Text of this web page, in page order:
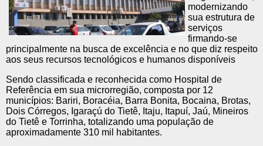
modernizando
sua estrutura de
serviços
firmando-se
principalmente na busca de excelência e no que diz respeito
aos seus recursos tecnológicos e humanos disponíveis
Sendo classificada e reconhecida como Hospital de
Referência em sua microrregião, composta por 12
municípios: Bariri, Boracéia, Barra Bonita, Bocaina, Brotas,
Dois Córregos, Igaraçú do Tietê, Itaju, Itapuí, Jaú, Mineiros
do Tietê e Torrinha, totalizando uma população de
aproximadamente 310 mil habitantes.